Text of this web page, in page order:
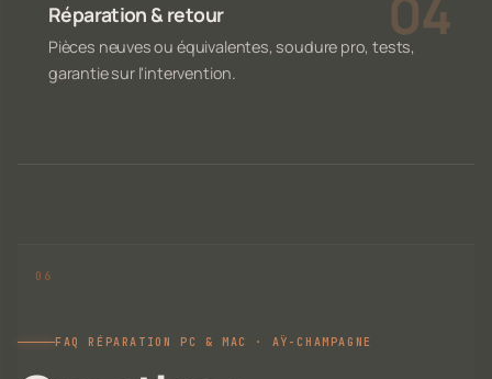
Réparation & retour
Pièces neuves ou équivalentes, soudure pro, tests,
garantie sur l'intervention.
FAQ RÉPARATION PC & MAC · AŸ-CHAMPAGNE